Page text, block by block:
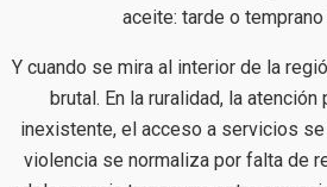
aceite: tarde o
Y cuando se mira al interior de la
brutal. En la ruralidad, la
inexistente, el acceso a servicios
violencia se normaliza por falta de